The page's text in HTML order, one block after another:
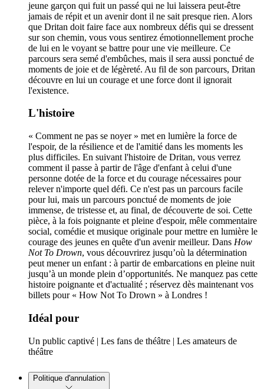
jeune garçon qui fuit un passé qui ne lui laissera peut-être
jamais de répit et un avenir dont il ne sait presque rien. Alors
que Dritan doit faire face aux nombreux défis qui se dressent
sur son chemin, vous vous sentirez émotionnellement proche
de lui en le voyant se battre pour une vie meilleure. Ce
parcours sera semé d'embûches, mais il sera aussi ponctué de
moments de joie et de légèreté. Au fil de son parcours, Dritan
découvre en lui un courage et une force dont il ignorait
l'existence.
L'histoire
« Comment ne pas se noyer » met en lumière la force de
l'espoir, de la résilience et de l'amitié dans les moments les
plus difficiles. En suivant l'histoire de Dritan, vous verrez
comment il passe à partir de l'âge d'enfant à celui d'une
personne dotée de la force et du courage nécessaires pour
relever n'importe quel défi. Ce n'est pas un parcours facile
pour lui, mais un parcours ponctué de moments de joie
immense, de tristesse et, au final, de découverte de soi. Cette
pièce, à la fois poignante et pleine d'espoir, mêle commentaire
social, comédie et musique originale pour mettre en lumière le
courage des jeunes en quête d'un avenir meilleur. Dans How
Not To Drown, vous découvrirez jusqu’où la détermination
peut mener un enfant : à partir de embarcations en pleine nuit
jusqu’à un monde plein d’opportunités. Ne manquez pas cette
histoire poignante et d'actualité ; réservez dès maintenant vos
billets pour « How Not To Drown » à Londres !
Idéal pour
Un public captivé | Les fans de théâtre | Les amateurs de
théâtre
Politique d'annulation